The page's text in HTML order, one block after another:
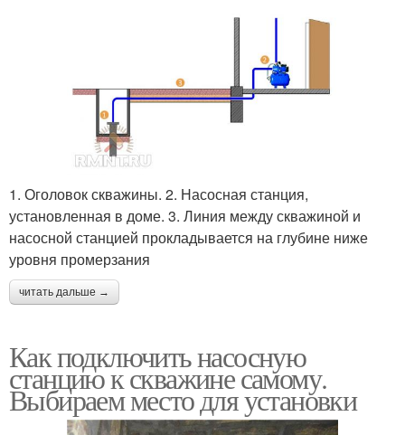
1. Оголовок скважины. 2. Насосная станция,
установленная в доме. 3. Линия между скважиной и
насосной станцией прокладывается на глубине ниже
уровня промерзания
читать дальше →
Как подключить насосную
станцию к скважине самому.
Выбираем место для установки